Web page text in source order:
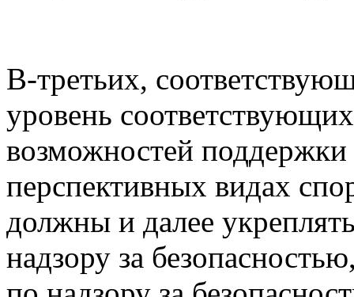
В-третьих,
уровень
возможностей
перспективных видах
должны и далее
надзору за